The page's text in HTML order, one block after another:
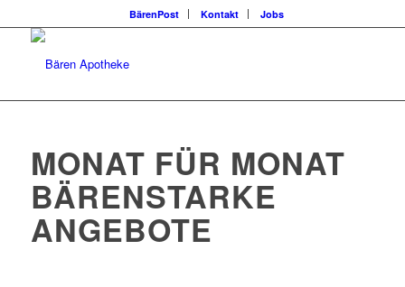
BärenPost Kontakt Jobs
MONAT FÜR MONAT
BÄRENSTARKE
ANGEBOTE